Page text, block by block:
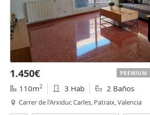
1.450€
110m2 3 Hab 2 Baños
Carrer de l'Arxiduc Carles, Patraix, Valencia
PREMIUM